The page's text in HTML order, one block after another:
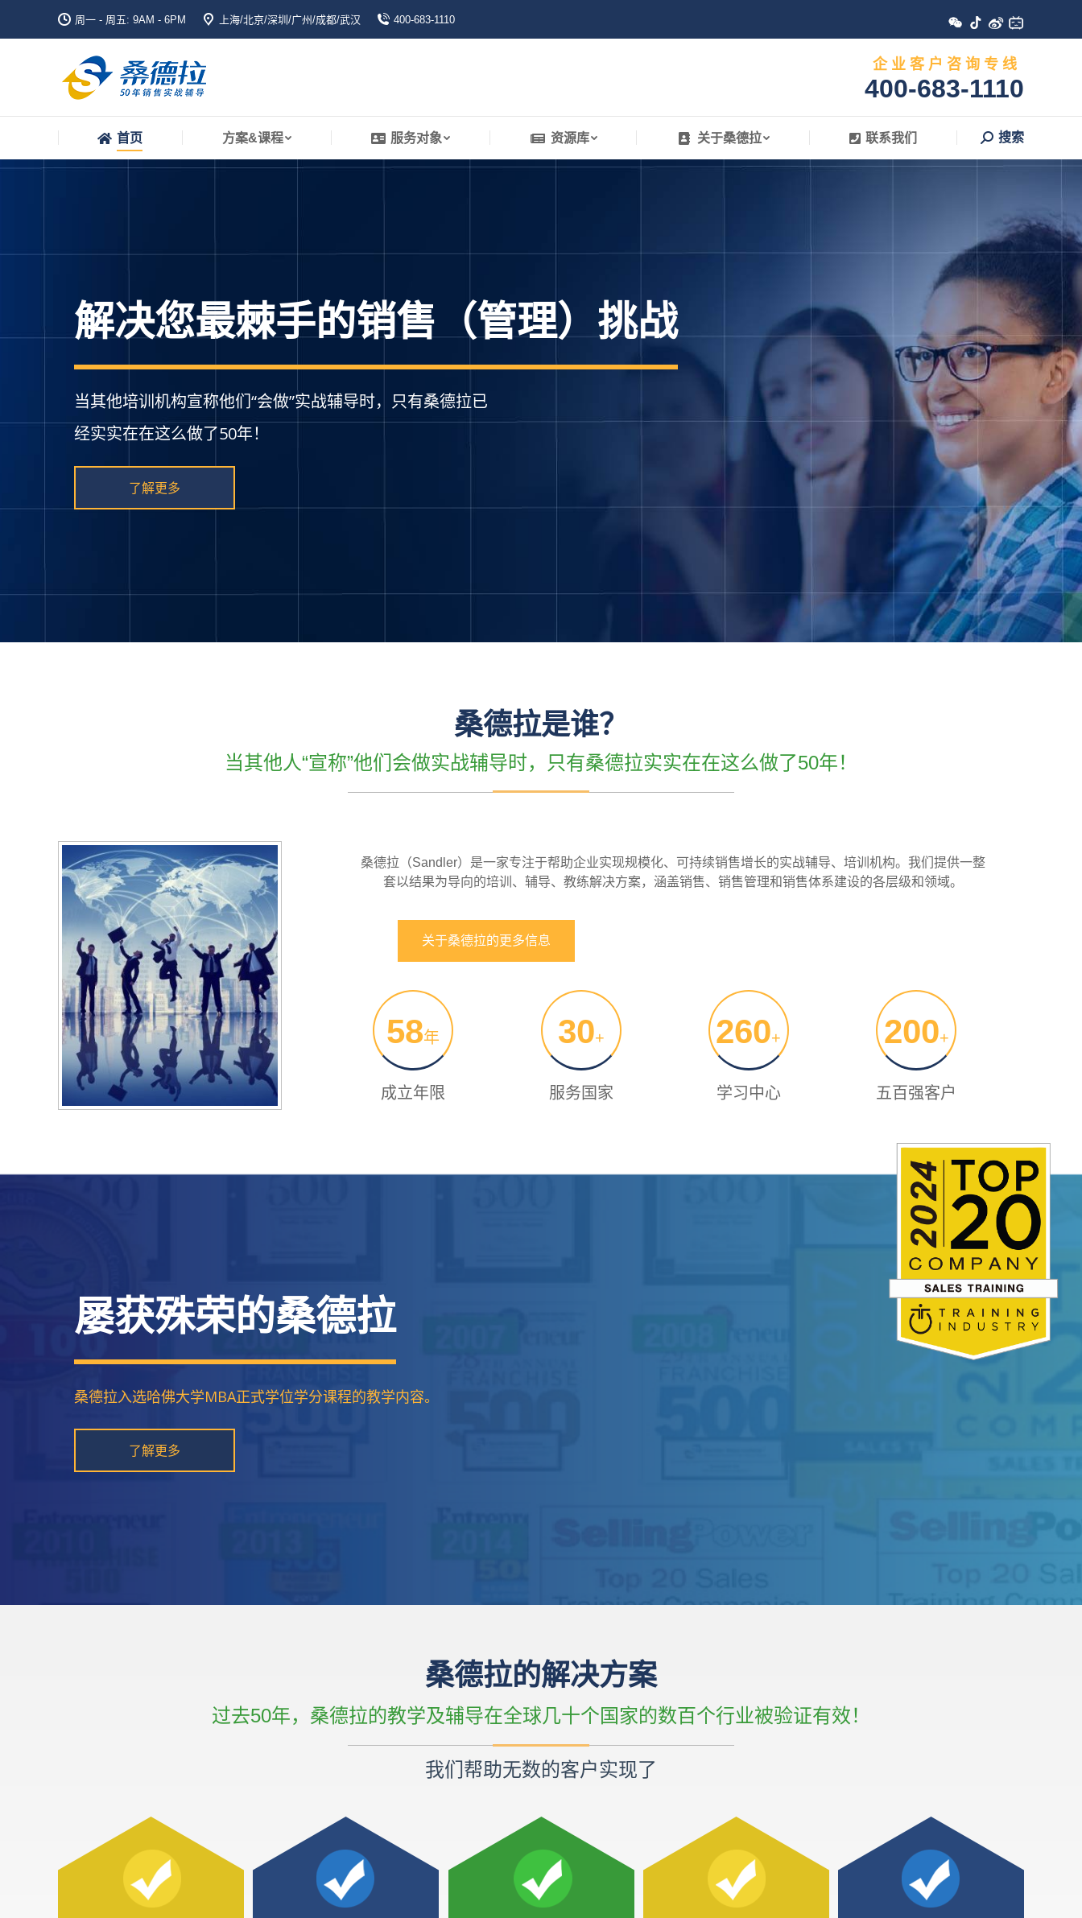
周一 - 周五: 9AM - 6PM 上海/北京/深圳/广州/成都/武汉 400-683-1110
企 业 客 户 咨 询 专 线
400-683-1110
首页 方案&课程 服务对象 资源库 关于桑德拉 联系我们 Search:
搜索
桑德拉是谁？
当其他人“宣称”他们会做实战辅导时，只有桑德拉实实在在这么做了50年！
桑德拉（Sandler）是一家专注于帮助企业实现规模化、可持续销售增长的实战辅导、培训机构。我们提供一整
套以结果为导向的培训、辅导、教练解决方案，涵盖销售、销售管理和销售体系建设的各层级和领域。
关于桑德拉的更多信息
58年
成立年限
30+
服务国家
260+
学习中心
200+
五百强客户
桑德拉的解决方案
过去50年，桑德拉的教学及辅导在全球几十个国家的数百个行业被验证有效！
我们帮助无数的客户实现了
首页 方案&课程 服务对象 Search:
搜索